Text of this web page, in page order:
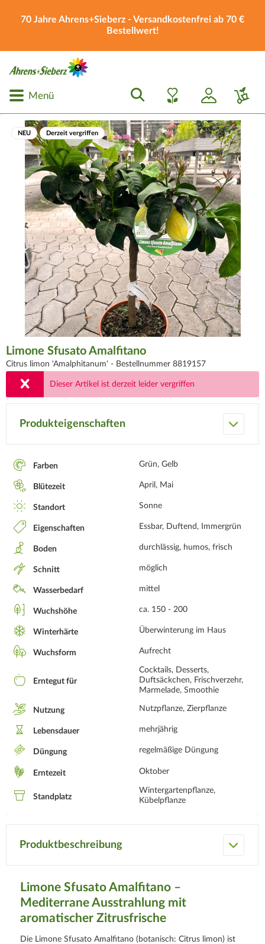
70 Jahre Ahrens+Sieberz - Versandkostenfrei ab 70 €
Bestellwert!
Menü
NEU Derzeit vergriffen
Limone Sfusato Amalfitano
Citrus limon 'Amalphitanum' - Bestellnummer 8819157
Dieser Artikel ist derzeit leider vergriffen
Produkteigenschaften
Farben Grün, Gelb
Blütezeit April, Mai
Standort Sonne
Eigenschaften Essbar, Duftend, Immergrün
Boden durchlässig, humos, frisch
Schnitt möglich
Wasserbedarf mittel
Wuchshöhe ca. 150 - 200
Winterhärte Überwinterung im Haus
Wuchsform Aufrecht
Erntegut für
Cocktails, Desserts,
Duftsäckchen, Frischverzehr,
Marmelade, Smoothie
Nutzung Nutzpflanze, Zierpflanze
Lebensdauer mehrjährig
Düngung regelmäßige Düngung
Erntezeit Oktober
Standplatz
Wintergartenpflanze,
Kübelpflanze
Produktbeschreibung
Limone Sfusato Amalfitano –
Mediterrane Ausstrahlung mit
aromatischer Zitrusfrische
Die Limone Sfusato Amalfitano (botanisch: Citrus limon) ist